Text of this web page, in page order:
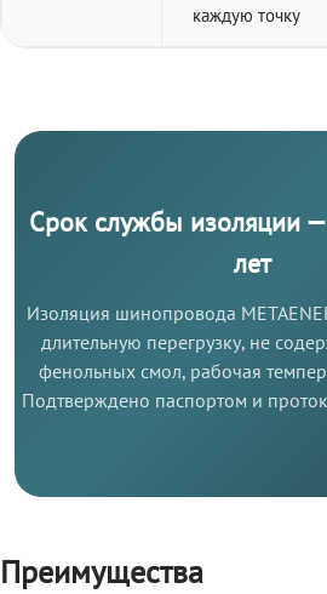
каждую точку
Срок службы изоляции
лет
Изоляция шинопровода
длительную перегрузку, не
фенольных смол, рабочая
Подтверждено паспортом и
Преимущества